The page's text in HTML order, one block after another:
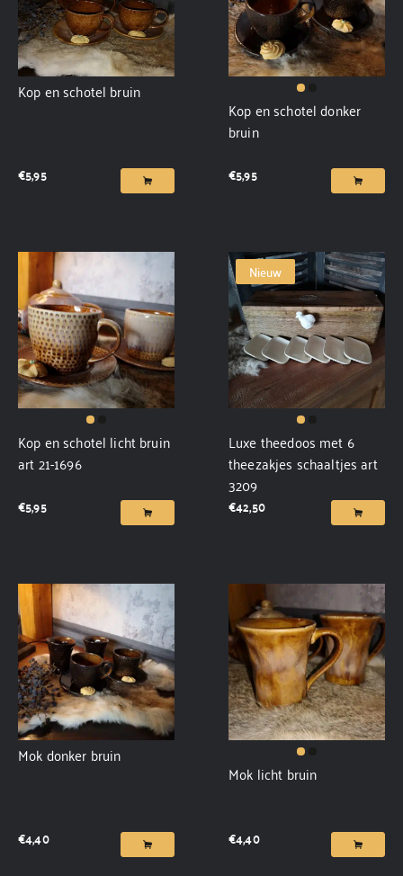
Kop en schotel bruin
€5,95
Kop en schotel donker
bruin
€5,95
Kop en schotel licht bruin
art 21-1696
€5,95
Nieuw
Luxe theedoos met 6
theezakjes schaaltjes art
3209
€42,50
Mok donker bruin
€4,40
Mok licht bruin
€4,40